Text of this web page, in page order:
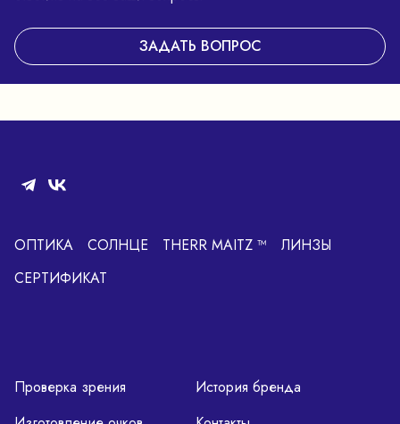
ЗАДАТЬ ВОПРОС
ОПТИКА СОЛНЦЕ THERR MAITZ ™
ЛИНЗЫ
СЕРТИФИКАТ
Проверка зрения
История бренда